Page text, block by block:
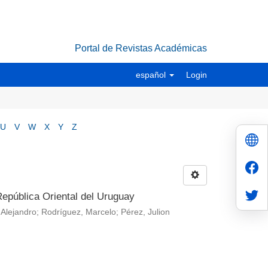
Portal de Revistas Académicas
español Login
U V W X Y Z
Oriental del Uruguay
Rodríguez, Marcelo; Pérez, Julion